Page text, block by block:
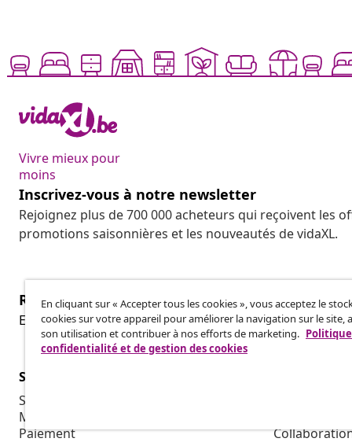
Vivre mieux pour
moins
Inscrivez-vous à notre newsletter
Rejoignez plus de 700 000 acheteurs qui reçoivent les
promotions saisonnières et les nouveautés de vidaXL.
Résilier le contrat
Envoyez une demande de rétractation concernant votre
Service Clients
Suivez votre commande
Mon compte
Paiement
En cliquant sur « Accepter tous les cookies », vous acceptez le
cookies sur votre appareil pour améliorer la navigation sur le site,
son utilisation et contribuer à nos efforts de marketing.
confidentialité et de gestion des cookies